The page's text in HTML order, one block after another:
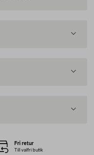
Fri retur
Till valfri butik